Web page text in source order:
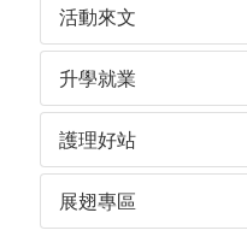
活動來文
升學就業
護理好站
展翅專區